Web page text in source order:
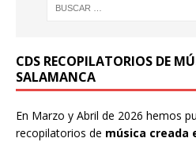
CDS RECOPILATORIOS DE
SALAMANCA
En Marzo y Abril de 2026 hemos
recopilatorios de música creada